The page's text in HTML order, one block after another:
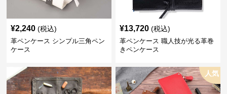
¥2,240 (税込)
革ペンケース シンプル三角ペン
ケース
¥13,720 (税込)
革ペンケース 職人技が光る革巻
きペンケース
人気